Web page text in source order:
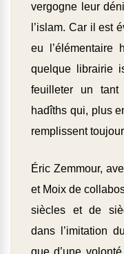
vergogne leur
l’islam. Car il est
eu l’élémentaire
quelque librairie
feuilleter un
hadîths qui, plus
remplissent
Éric Zemmour,
et Moix de
siècles et de
dans l’imitation
que d’une